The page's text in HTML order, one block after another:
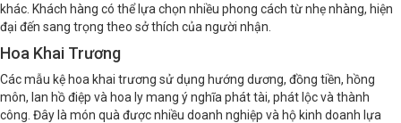
khác. Khách hàng có thể lựa chọn nhiều phong cách từ nhẹ nhàng, hiện
đại đến sang trọng theo sở thích của người nhận.
Hoa Khai Trương
Các mẫu kệ hoa khai trương sử dụng hướng dương, đồng tiền, hồng
môn, lan hồ điệp và hoa ly mang ý nghĩa phát tài, phát lộc và thành
công. Đây là món quà được nhiều doanh nghiệp và hộ kinh doanh lựa